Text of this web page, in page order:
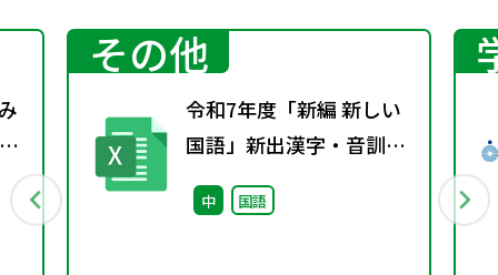
その他
令和7年度「新編 新しい
国語」新出漢字・音訓・
「付表」
中 国語